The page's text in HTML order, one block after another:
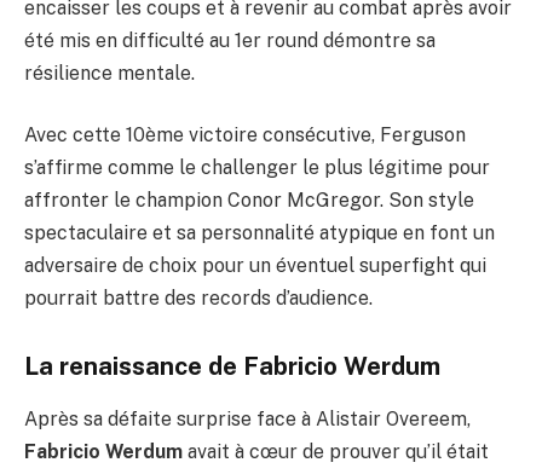
encaisser les coups et à revenir au combat après avoir
été mis en difficulté au 1er round démontre sa
résilience mentale.
Avec cette 10ème victoire consécutive, Ferguson
s’affirme comme le challenger le plus légitime pour
affronter le champion Conor McGregor. Son style
spectaculaire et sa personnalité atypique en font un
adversaire de choix pour un éventuel superfight qui
pourrait battre des records d’audience.
La renaissance de Fabricio Werdum
Après sa défaite surprise face à Alistair Overeem,
Fabricio Werdum avait à cœur de prouver qu’il était